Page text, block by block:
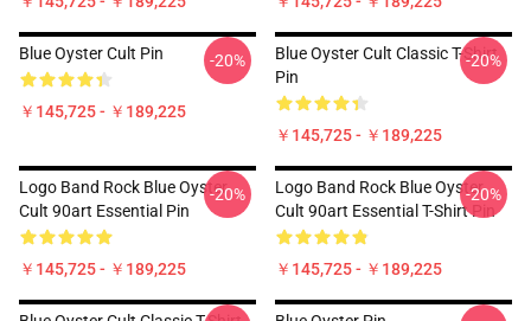
Blue Oyster Cult Pin
￥145,725 - ￥189,225
-20%
Blue Oyster Cult Classic T-Shirt
Pin
￥145,725 - ￥189,225
-20%
Logo Band Rock Blue Oyster
Cult 90art Essential Pin
￥145,725 - ￥189,225
-20%
Logo Band Rock Blue Oyster
Cult 90art Essential T-Shirt Pin
￥145,725 - ￥189,225
-20%